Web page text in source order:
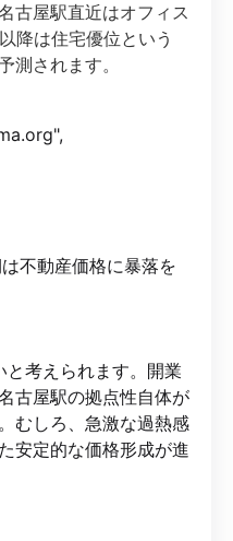
古屋駅直近はオフィス
降は住宅優位という
測されます。
不動産価格に暴落を
考えられます。開業
古屋駅の拠点性自体が
むしろ、急激な過熱感
安定的な価格形成が進